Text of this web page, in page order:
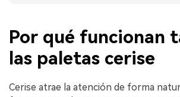
Por qué funcionan
las paletas cerise
Cerise atrae la atención de forma